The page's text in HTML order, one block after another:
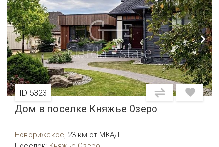
ID 5323
Дом в поселке Княжье Озеро
Новорижское, 23 км от МКАД